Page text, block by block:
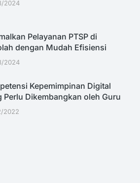
2024
Pelayanan PTSP di
dengan Mudah Efisiensi
2024
Kepemimpinan Digital
Perlu Dikembangkan oleh Guru
2022